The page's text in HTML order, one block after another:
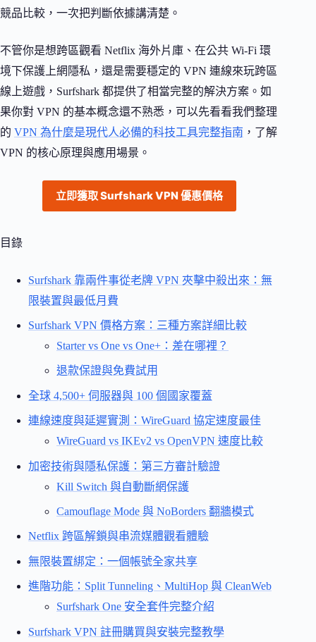
競品比較，一次把判斷依據講清楚。
不管你是想跨區觀看 Netflix 海外片庫、在公共 Wi-Fi 環
境下保護上網隱私，還是需要穩定的 VPN 連線來玩跨區
線上遊戲，Surfshark 都提供了相當完整的解決方案。如
果你對 VPN 的基本概念還不熟悉，可以先看看我們整理
的 VPN 為什麼是現代人必備的科技工具完整指南 ，了解
VPN 的核心原理與應用場景。
立即獲取 Surfshark VPN 優惠價格
目錄
Surfshark 靠兩件事從老牌 VPN 夾擊中殺出來：無
限裝置與最低月費
Surfshark VPN 價格方案：三種方案詳細比較
Starter vs One vs One+：差在哪裡？
退款保證與免費試用
全球 4,500+ 伺服器與 100 個國家覆蓋
連線速度與延遲實測：WireGuard 協定速度最佳
WireGuard vs IKEv2 vs OpenVPN 速度比較
加密技術與隱私保護：第三方審計驗證
Kill Switch 與自動斷網保護
Camouflage Mode 與 NoBorders 翻牆模式
Netflix 跨區解鎖與串流媒體觀看體驗
無限裝置綁定：一個帳號全家共享
進階功能：Split Tunneling、MultiHop 與 CleanWeb
Surfshark One 安全套件完整介紹
Surfshark VPN 註冊購買與安裝完整教學